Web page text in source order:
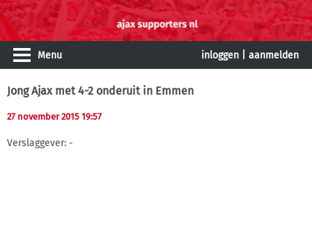
Menu inloggen aanmelden
Jong Ajax met 4-2 onderuit in Emmen
27 november 2015 19:57
Verslaggever: -